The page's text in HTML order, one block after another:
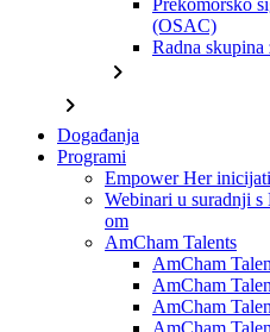
(OSAC)
Radna
chevron_right
chevron_right
Događanja
Programi
Empower Her
Webinari u suradnji s
om
AmCham Talents
AmCham
AmCham
AmCham
AmCham